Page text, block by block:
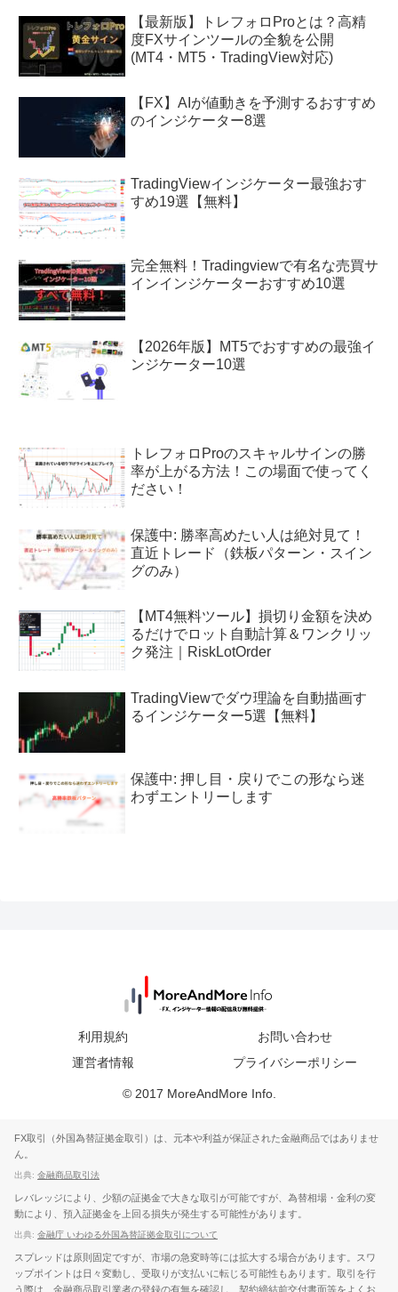
【最新版】トレフォロProとは？高精
度FXサインツールの全貌を公開
(MT4・MT5・TradingView対応)
【FX】AIが値動きを予測するおすすめ
のインジケーター8選
TradingViewインジケーター最強おす
すめ19選【無料】
完全無料！Tradingviewで有名な売買サ
インインジケーターおすすめ10選
【2026年版】MT5でおすすめの最強イ
ンジケーター10選
トレフォロProのスキャルサインの勝
率が上がる方法！この場面で使ってく
ださい！
保護中: 勝率高めたい人は絶対見て！
直近トレード（鉄板パターン・スイン
グのみ）
【MT4無料ツール】損切り金額を決め
るだけでロット自動計算＆ワンクリッ
ク発注｜RiskLotOrder
TradingViewでダウ理論を自動描画す
るインジケーター5選【無料】
保護中: 押し目・戻りでこの形なら迷
わずエントリーします
利用規約
お問い合わせ
運営者情報
プライバシーポリシー
© 2017 MoreAndMore Info.
FX取引（外国為替証拠金取引）は、元本や利益が保証された金融商品ではありませ
ん。
出典: 金融商品取引法
レバレッジにより、少額の証拠金で大きな取引が可能ですが、為替相場・金利の変
動により、預入証拠金を上回る損失が発生する可能性があります。
出典: 金融庁 いわゆる外国為替証拠金取引について
スプレッドは原則固定ですが、市場の急変時等には拡大する場合があります。スワ
ップポイントは日々変動し、受取りが支払いに転じる可能性もあります。取引を行
う際は、金融商品取引業者の登録の有無を確認し、契約締結前交付書面等をよくお